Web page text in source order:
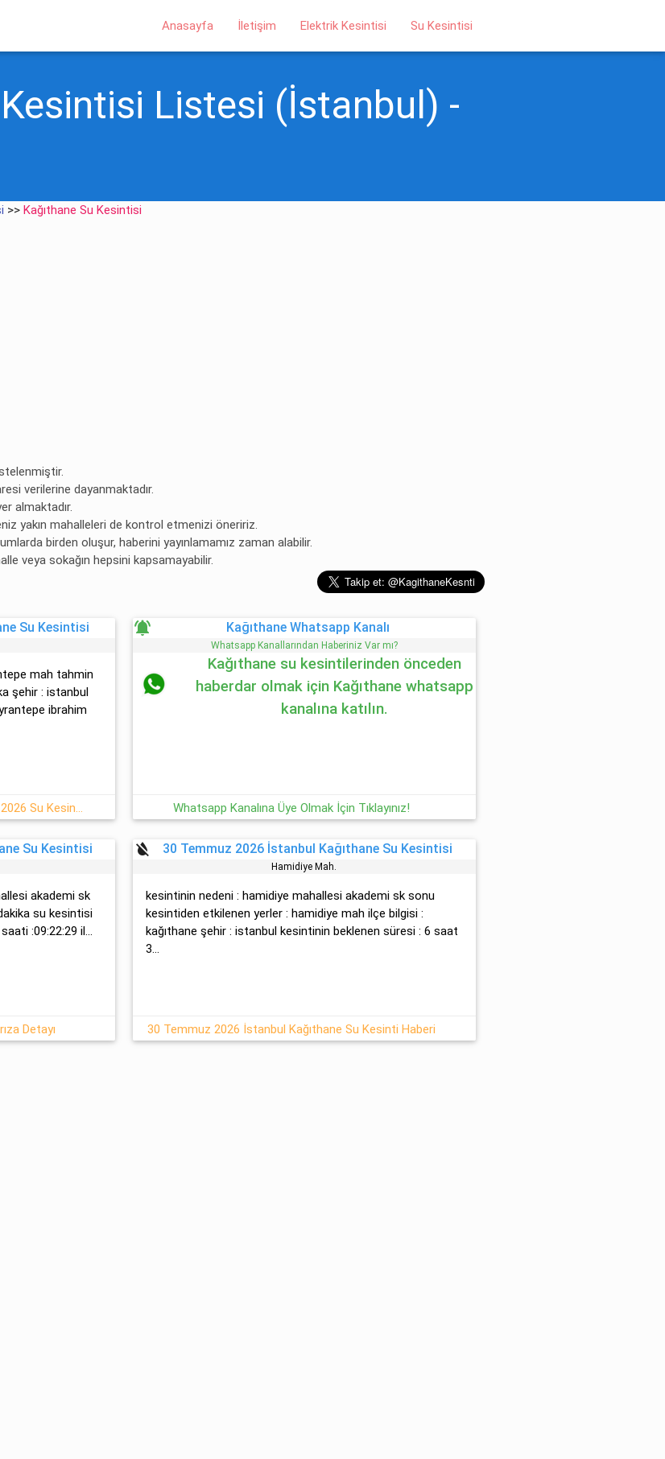
Anasayfa İletişim Elektrik Kesintisi Su Kesintisi
Listesi (İstanbul) -
>>Kağıthane Su Kesintisi
verilerine dayanmaktadır.
almaktadır.
yakın mahalleleri de kontrol etmenizi öneririz.
birden oluşur, haberini yayınlamamız zaman alabilir.
veya sokağın hepsini kapsamayabilir.
Su Kesintisi
mah tahmin
şehir : istanbul
i̇brahi̇m
İstanbul-Kağıthane 06 Ağustos Perşembe 2026 Su Kesintisi
notifications_active Kağıthane Whatsapp Kanalı
Whatsapp Kanallarından Haberiniz Var mı?
Kağıthane su kesintilerinden önceden
haberdar olmak için Kağıthane whatsapp
kanalına katılın.
Whatsapp Kanalına Üye Olmak İçin Tıklayınız!
Su Kesintisi
akademi̇ sk
su kesintisi
:09:22:29 il...
Detayı
format_color_reset 30 Temmuz 2026 İstanbul Kağıthane Su Kesintisi
Hami̇di̇ye Mah.
kesintinin nedeni : hami̇di̇ye mahallesi̇ akademi̇ sk sonu
kesintiden etkilenen yerler : hami̇di̇ye mah ilçe bilgisi :
kağıthane şehir : istanbul kesintinin beklenen süresi : 6 saat
3...
30 Temmuz 2026 İstanbul Kağıthane Su Kesinti Haberi